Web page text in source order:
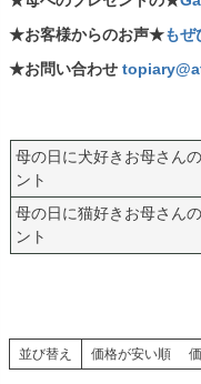
★お客様からのお声★もぜ
★お問い合わせ
母の日に犬好きお母さん
ント
母の日に猫好きお母さん
ント
並び替え 価格が安い順